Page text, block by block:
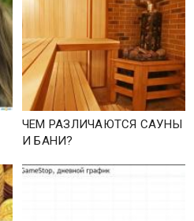
ЧЕМ РАЗЛИЧАЮТСЯ САУНЫ
И БАНИ?